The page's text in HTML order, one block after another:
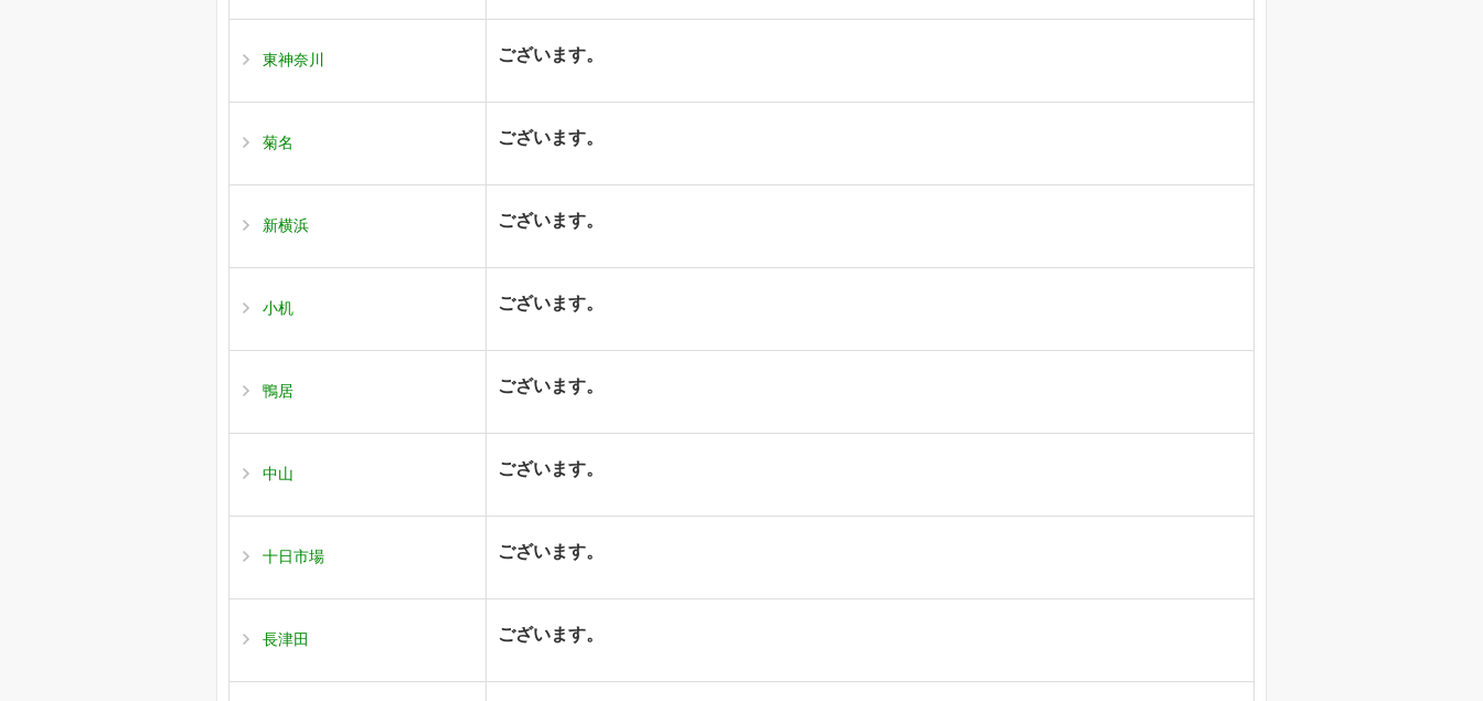
東神奈川 ございます。
菊名 ございます。
新横浜 ございます。
小机 ございます。
鴨居 ございます。
中山 ございます。
十日市場 ございます。
長津田 ございます。